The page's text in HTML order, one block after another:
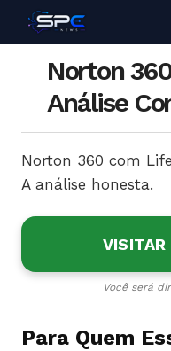
Norton
Análise
Norton 360 com
A análise honesta.
Você será
Para Quem